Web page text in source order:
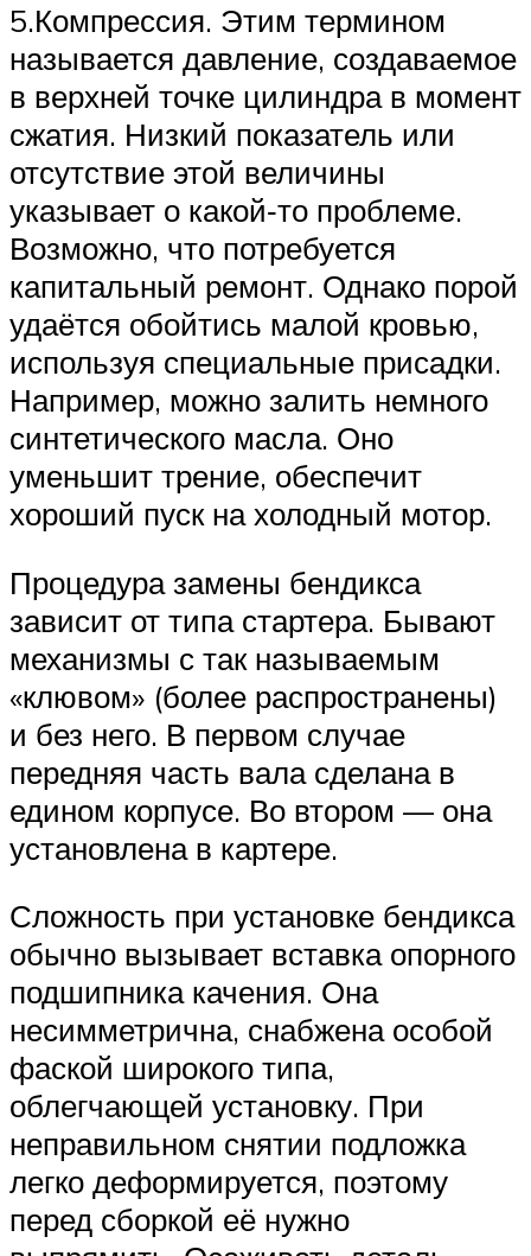
5.Компрессия. Этим термином
называется давление, создаваемое
в верхней точке цилиндра в момент
сжатия. Низкий показатель или
отсутствие этой величины
указывает о какой‐то проблеме.
Возможно, что потребуется
капитальный ремонт. Однако порой
удаётся обойтись малой кровью,
используя специальные присадки.
Например, можно залить немного
синтетического масла. Оно
уменьшит трение, обеспечит
хороший пуск на холодный мотор.
Процедура замены бендикса
зависит от типа стартера. Бывают
механизмы с так называемым
«клювом» (более распространены)
и без него. В первом случае
передняя часть вала сделана в
едином корпусе. Во втором — она
установлена в картере.
Сложность при установке бендикса
обычно вызывает вставка опорного
подшипника качения. Она
несимметрична, снабжена особой
фаской широкого типа,
облегчающей установку. При
неправильном снятии подложка
легко деформируется, поэтому
перед сборкой её нужно